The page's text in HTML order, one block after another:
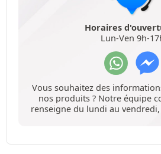
Horaires
Lun-Ven 9h-
Vous souhaitez des
nos produits ? Notre équipe
renseigne du lundi au vendredi,